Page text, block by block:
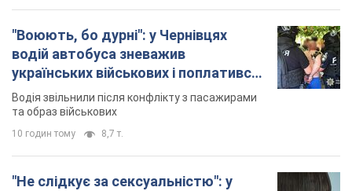
"Воюють, бо дурні": у Чернівцях
водій автобуса зневажив
українських військових і поплатився.
Відео
Водія звільнили після конфлікту з пасажирами
та образ військових
10 годин тому 8,7 т.
"Не слідкує за сексуальністю": у